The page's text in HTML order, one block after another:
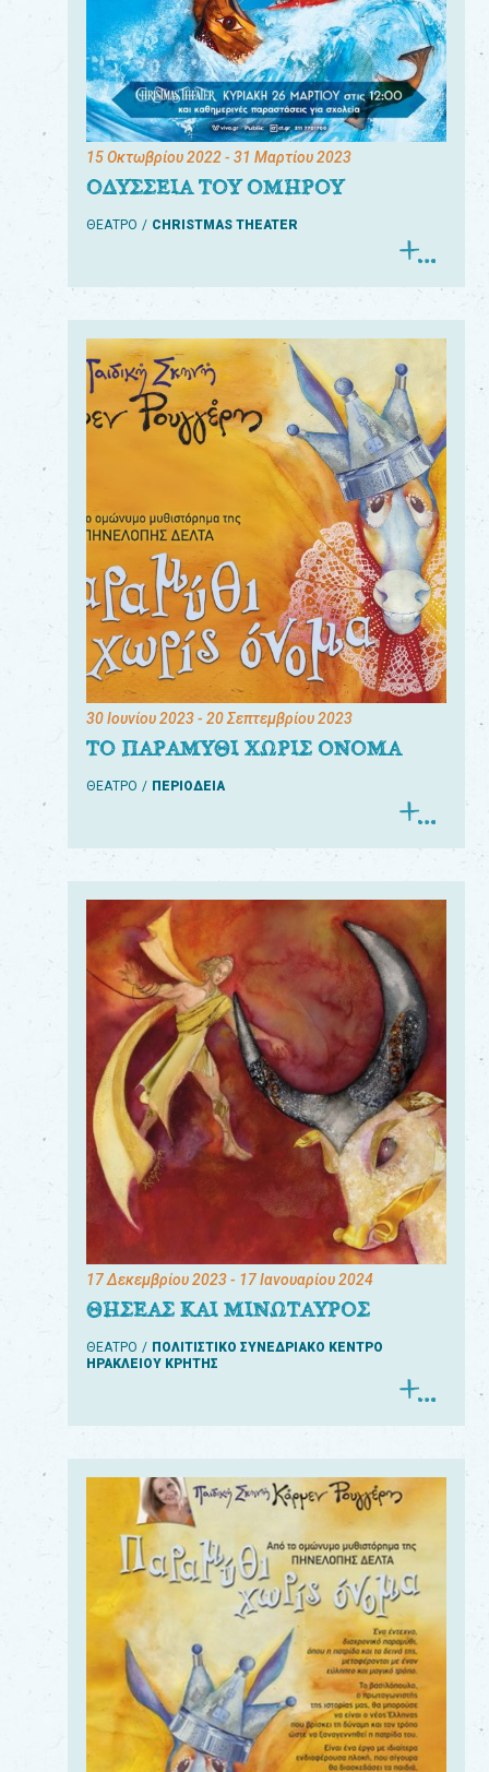
15 Οκτωβρίου 2022- 31 Μαρτίου 2023
ΟΔΥΣΣΕΙΑ ΤΟΥ ΟΜΗΡΟΥ
ΘΕΑΤΡΟ CHRISTMAS THEATER
30 Ιουνίου 2023- 20 Σεπτεμβρίου 2023
ΤΟ ΠΑΡΑΜΥΘΙ ΧΩΡΙΣ ΟΝΟΜΑ
ΘΕΑΤΡΟ ΠΕΡΙΟΔΕΙΑ
17 Δεκεμβρίου 2023- 17 Ιανουαρίου 2024
ΘΗΣΕΑΣ ΚΑΙ ΜΙΝΩΤΑΥΡΟΣ
ΘΕΑΤΡΟ
ΠΟΛΙΤΙΣΤΙΚΟ ΣΥΝΕΔΡΙΑΚΟ ΚΕΝΤΡΟ
ΗΡΑΚΛΕΙΟΥ ΚΡΗΤΗΣ